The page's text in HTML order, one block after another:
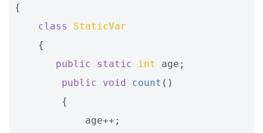
{
class
StaticVar
{
public
static int age ;
public
void count ()
{
age++;